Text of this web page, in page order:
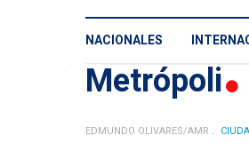
NACIONALES
Metrópoli
EDMUNDO OLIVARES/AMR